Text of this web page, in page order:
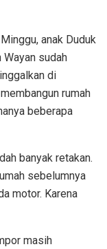
anak Duduk
sudah
di
rumah
beberapa
banyak retakan.
sebelumnya
motor. Karena
masih